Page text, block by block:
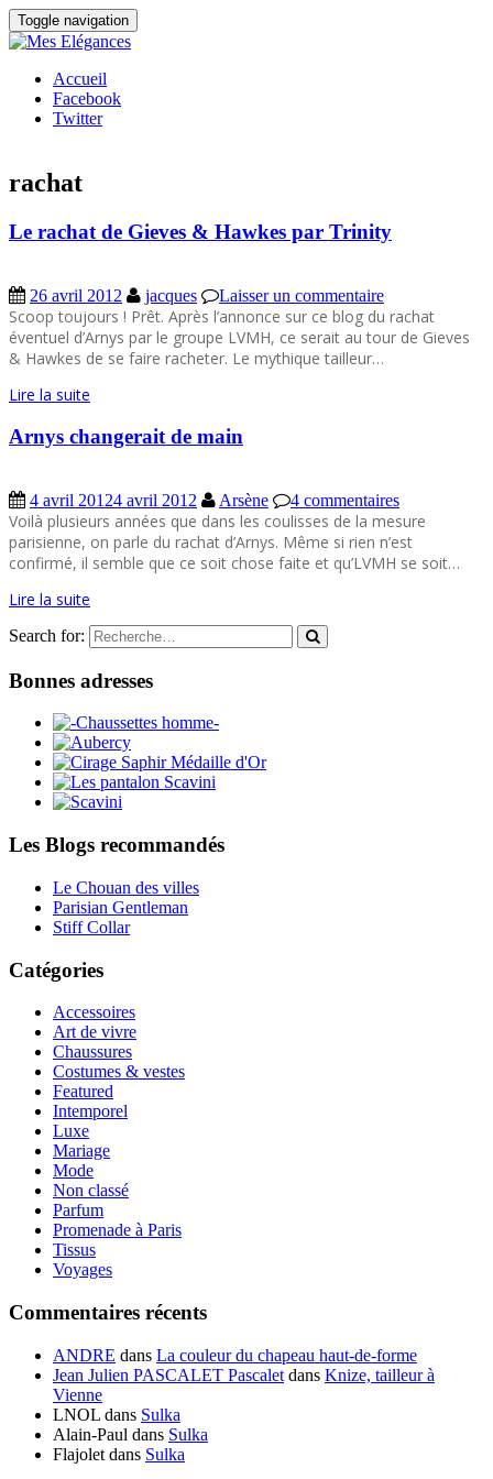
Toggle navigation
Accueil
Facebook
Twitter
rachat
Le rachat de Gieves & Hawkes par Trinity
26 avril 2012 jacques Laisser un commentaire
Scoop toujours ! Prêt. Après l’annonce sur ce blog du rachat
éventuel d’Arnys par le groupe LVMH, ce serait au tour de Gieves
& Hawkes de se faire racheter. Le mythique tailleur…
Lire la suite
Arnys changerait de main
4 avril 20124 avril 2012 Arsène 4 commentaires
Voilà plusieurs années que dans les coulisses de la mesure
parisienne, on parle du rachat d’Arnys. Même si rien n’est
confirmé, il semble que ce soit chose faite et qu’LVMH se soit…
Lire la suite
Search for:
Bonnes adresses
Les Blogs recommandés
Le Chouan des villes
Parisian Gentleman
Stiff Collar
Catégories
Accessoires
Art de vivre
Chaussures
Costumes & vestes
Featured
Intemporel
Luxe
Mariage
Mode
Non classé
Parfum
Promenade à Paris
Tissus
Voyages
Commentaires récents
ANDRE dans La couleur du chapeau haut-de-forme
Jean Julien PASCALET Pascalet dans Knize, tailleur à
Vienne
LNOL dans Sulka
Alain-Paul dans Sulka
Flajolet dans Sulka